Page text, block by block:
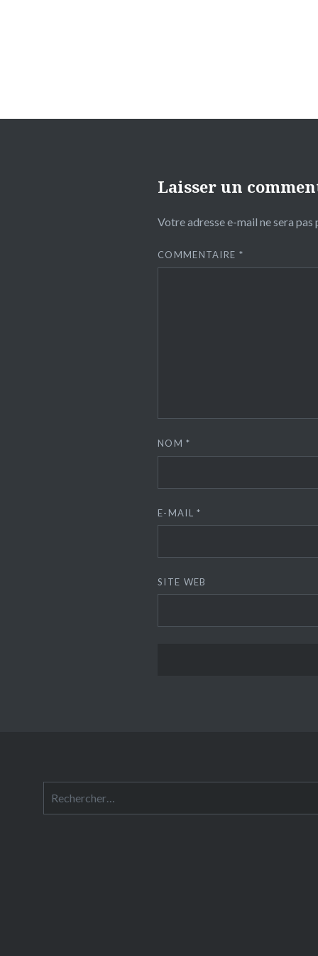
Laisser un
Votre adresse e-mail ne sera pas
COMMENTAIRE *
NOM*
E-MAIL*
SITE WEB